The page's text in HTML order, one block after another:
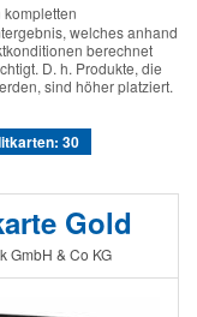
welches anhand
berechnet
D. h. Produkte, die
sind höher platziert.
30
Gold
GmbH & Co KG